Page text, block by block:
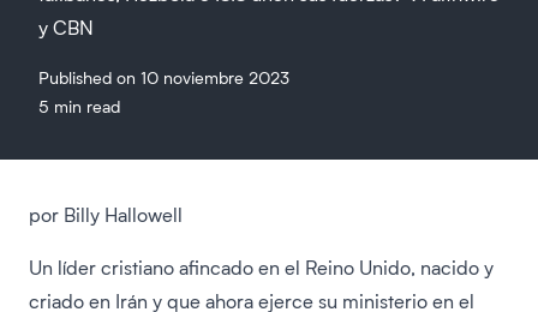
y CBN
Published on 10 noviembre 2023
5 min read
por Billy Hallowell
Un líder cristiano afincado en el Reino Unido, nacido y
criado en Irán y que ahora ejerce su ministerio en el